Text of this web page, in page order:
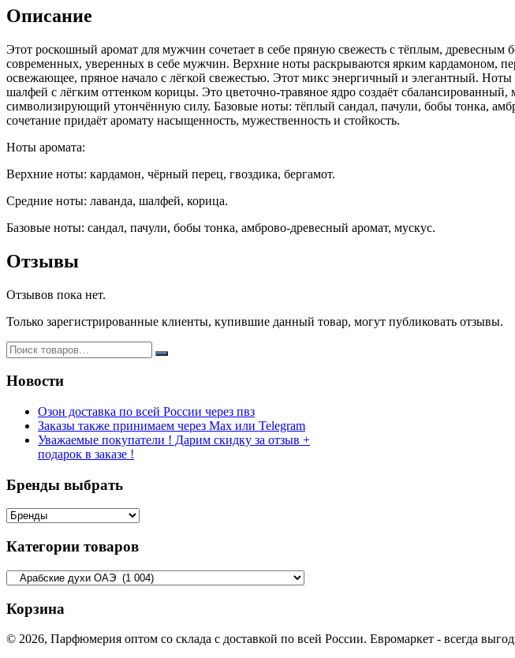
100
ml
Описание
Этот роскошный аромат для мужчин сочетает в себе пряную свежесть с тёплым, древесным
современных, уверенных в себе мужчин. Верхние ноты раскрываются ярким кардамоном,
освежающее, пряное начало с лёгкой свежестью. Этот микс энергичный и элегантный.
шалфей с лёгким оттенком корицы. Это цветочно-травяное ядро создаёт
символизирующий утончённую силу. Базовые ноты: тёплый сандал, пачули, бобы тонка,
сочетание придаёт аромату насыщенность, мужественность и стойкость.
Ноты аромата:
Верхние ноты: кардамон, чёрный перец, гвоздика, бергамот.
Средние ноты: лаванда, шалфей, корица.
Базовые ноты: сандал, пачули, бобы тонка, амброво-древесный аромат, мускус.
Отзывы
Отзывов пока нет.
Только зарегистрированные клиенты, купившие данный товар, могут публиковать отзывы.
Новости
Озон доставка по всей России через пвз
Заказы также принимаем через Max или Telegram
Уважаемые покупатели ! Дарим скидку за отзыв +
подарок в заказе !
Бренды выбрать
Категории товаров
Корзина
© 2026, Парфюмерия оптом со склада с доставкой по всей России. Евромаркет - всегда